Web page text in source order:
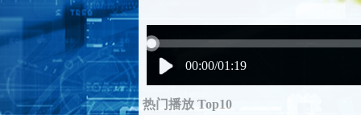
00:00/01:19
热门播放 Top10